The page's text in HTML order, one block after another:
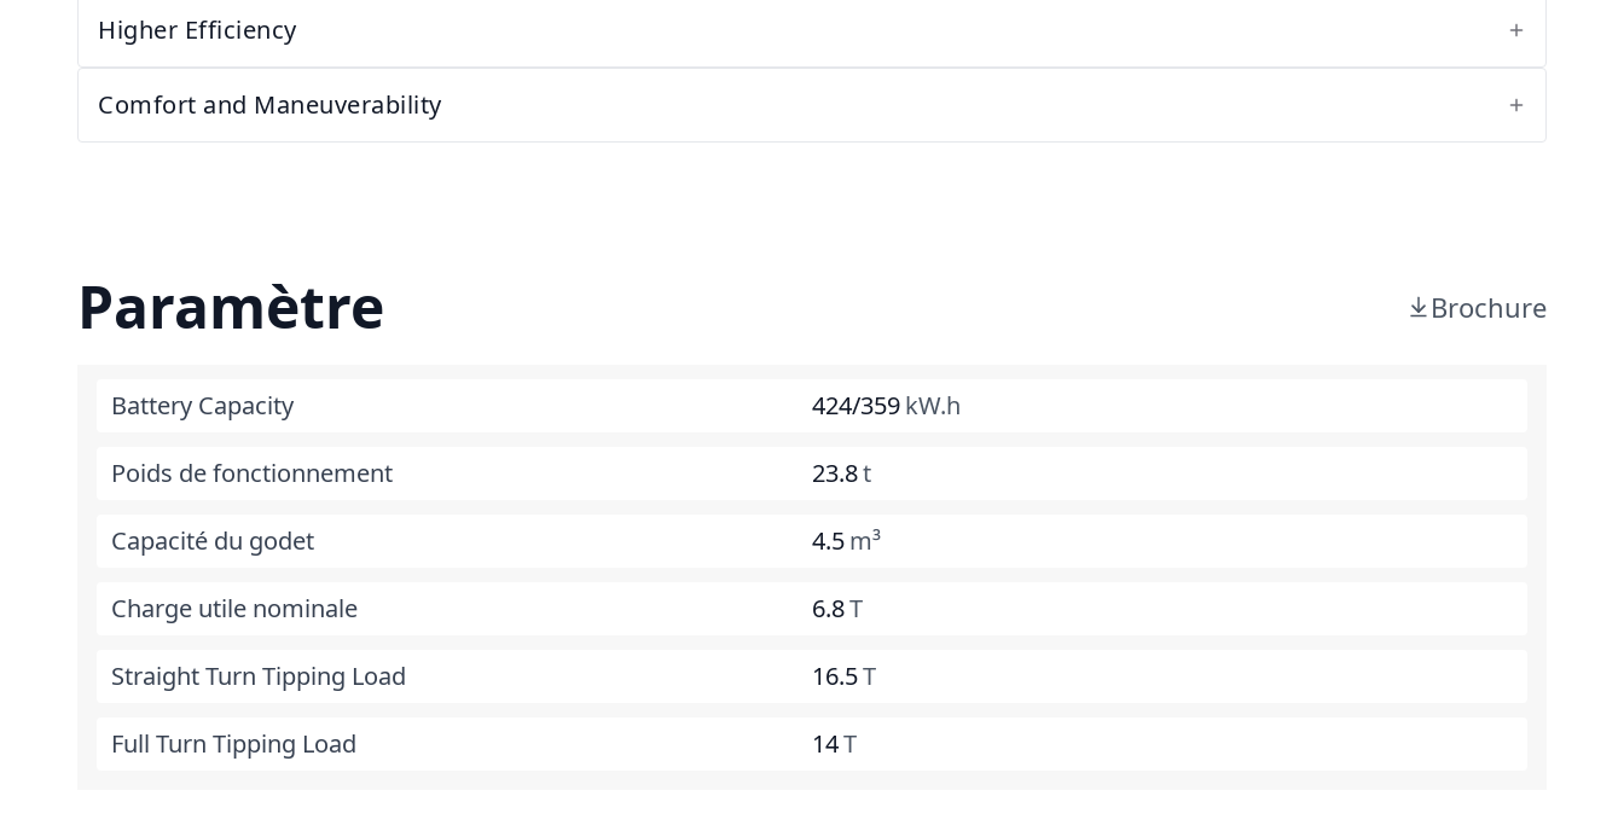
Higher Efficiency
Comfort and Maneuverability
Paramètre Brochure
Battery Capacity 424/359kW.h
Poids de fonctionnement 23.8t
Capacité du godet 4.5m³
Charge utile nominale 6.8T
Straight Turn Tipping Load 16.5T
Full Turn Tipping Load 14T